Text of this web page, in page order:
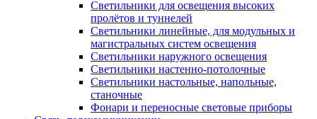
Светильники для освещения высоких
пролётов и туннелей
Светильники линейные, для модульных и
магистральных систем освещения
Светильники наружного освещения
Светильники настенно-потолочные
Светильники настольные, напольные,
станочные
Фонари и переносные световые приборы